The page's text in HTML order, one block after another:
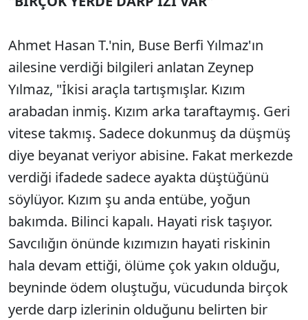
Ahmet Hasan T.'nin, Buse Berfi Yılmaz'ın
ailesine verdiği bilgileri anlatan Zeynep
Yılmaz, "İkisi araçla tartışmışlar. Kızım
arabadan inmiş. Kızım arka taraftaymış. Geri
vitese takmış. Sadece dokunmuş da düşmüş
diye beyanat veriyor abisine. Fakat merkezde
verdiği ifadede sadece ayakta düştüğünü
söylüyor. Kızım şu anda entübe, yoğun
bakımda. Bilinci kapalı. Hayati risk taşıyor.
Savcılığın önünde kızımızın hayati riskinin
hala devam ettiği, ölüme çok yakın olduğu,
beyninde ödem oluştuğu, vücudunda birçok
yerde darp izlerinin olduğunu belirten bir